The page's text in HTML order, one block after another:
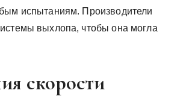
испытаниям. Производители
выхлопа, чтобы она могла
скорости